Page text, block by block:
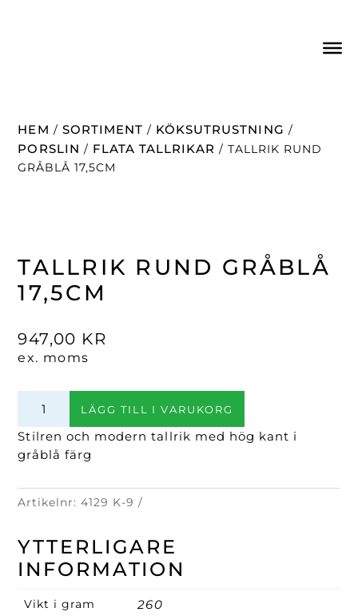
HEM / SORTIMENT / KÖKSUTRUSTNING /
PORSLIN / FLATA TALLRIKAR / TALLRIK RUND
GRÅBLÅ 17,5CM
TALLRIK RUND GRÅBLÅ
17,5CM
Stilren och modern tallrik med hög kant i
gråblå färg
Artikelnr:4129 K-9
YTTERLIGARE
INFORMATION
Vikt i gram 260
947,00 KR
ex. moms
rund
gråblå
17,5cm
LÄGG TILL I VARUKORG